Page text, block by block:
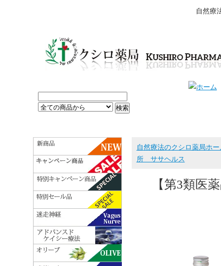
自然療
自然療法のクシロ薬局ホー
所 ササヘルス
【第3類医